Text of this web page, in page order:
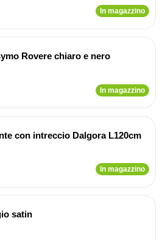
In magazzino
Rovere chiaro e nero
In magazzino
con intreccio Dalgora L120cm
In magazzino
satin